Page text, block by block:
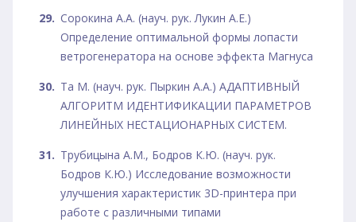
Сорокина А.А. (науч. рук. Лукин А.Е.)
Определение оптимальной формы лопасти
ветрогенератора на основе эффекта Магнуса
Та М. (науч. рук. Пыркин А.А.) АДАПТИВНЫЙ
АЛГОРИТМ ИДЕНТИФИКАЦИИ ПАРАМЕТРОВ
ЛИНЕЙНЫХ НЕСТАЦИОНАРНЫХ СИСТЕМ.
Трубицына А.М., Бодров К.Ю. (науч. рук.
Бодров К.Ю.) Исследование возможности
улучшения характеристик 3D-принтера при
работе с различными типами